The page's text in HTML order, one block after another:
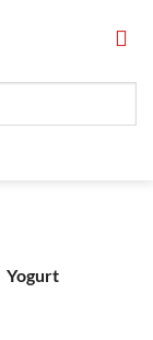
Yogurt